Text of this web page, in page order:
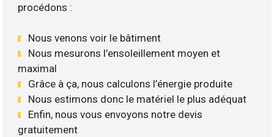
procédons :
Nous venons voir le bâtiment
Nous mesurons l’ensoleillement moyen et
maximal
Grâce à ça, nous calculons l’énergie produite
Nous estimons donc le matériel le plus adéquat
Enfin, nous vous envoyons notre devis
gratuitement